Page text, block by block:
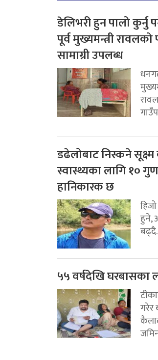
डेलिभरी हुन पालो कुर्नु
पूर्व मुख्यमन्त्री
सामाग्री उपलब्ध
डढेलोबाट निस्कने
स्वास्थ्यका लागि १०
हानिकारक छ
हुने,
५५ वर्षदेखि घरबासका
गरेर